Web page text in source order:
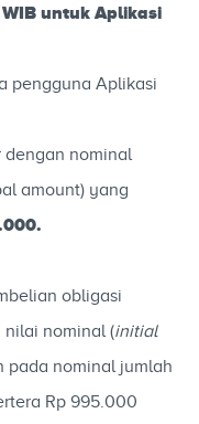
untuk Aplikasi
pengguna Aplikasi
dengan nominal
amount) yang
obligasi
nilai nominal (initial
pada nominal jumlah
Rp 995.000